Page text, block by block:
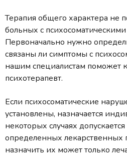
Терапия общего характера не
больных с
Первоначально нужно
связаны ли симптомы с
нашим специалистам
психотерапевт.
Если психосоматические
установлены, назначается
некоторых случаях
определенных лекарственных
назначить их может только